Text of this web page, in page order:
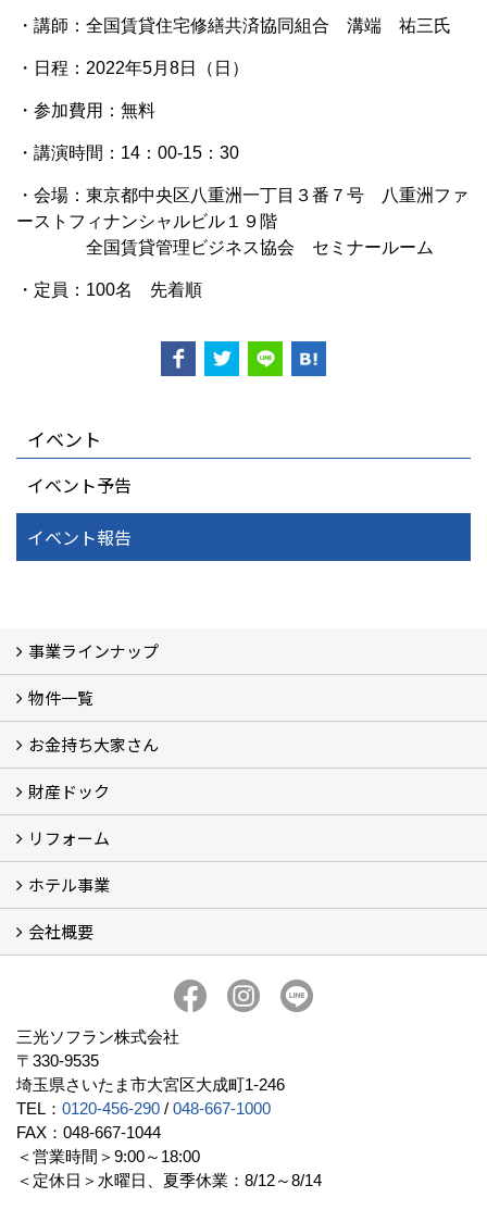
・講師：全国賃貸住宅修繕共済協同組合 溝端 祐三氏
・日程：2022年5月8日（日）
・参加費用：無料
・講演時間：14：00-15：30
・会場：東京都中央区八重洲一丁目３番７号 八重洲ファ
ーストフィナンシャルビル１９階
全国賃貸管理ビジネス協会 セミナールーム
・定員：100名 先着順
イベント
イベント予告
イベント報告
事業ラインナップ
三光ソフラン株式会社の強み
資産運用
収益物件
賃貸管理 (2)
土地有効活用 (3)
相続対策・コンサルティング (3)
不動産買取・売買・仲介 (3)
リフォーム
空き家・空き地対策 (2)
設計・施工・建築請負
物件一覧
物件一覧
フォトギャラリー
弊社施工事例3D写真
お金持ち大家さん
お金持ち大家さん
資産運用コラム (15)
お金持ち大家さんセミナー
財産ドック
財産ドック
リフォーム
リフォーム
ホテル事業
三光ソフランの収益用ホテルのご紹介
ホテル一覧
宿泊施設の主な経営形態
京都での相続税対策例
京都での収益用ホテル(ブティックホテル)の投資活用
訪日外国人旅行者数に関するデータ
よくある質問
会社概要
三光ソフランについて (19)
リクルート情報（新卒採用）
リクルート情報（中途採用）
プライバシーポリシー
三光ソフラン株式会社
〒330-9535
埼玉県さいたま市大宮区大成町1-246
TEL： 0120-456-290 / 048-667-1000
FAX：048-667-1044
＜営業時間＞9:00～18:00
＜定休日＞水曜日、夏季休業：8/12～8/14